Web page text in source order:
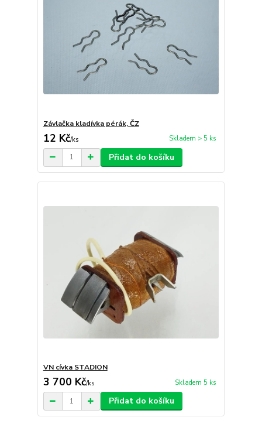
Závlačka kladívka pérák, ČZ
12 Kč/ks Skladem > 5 ks
Přidat do košíku
VN cívka STADION
3 700 Kč/ks Skladem 5 ks
Přidat do košíku